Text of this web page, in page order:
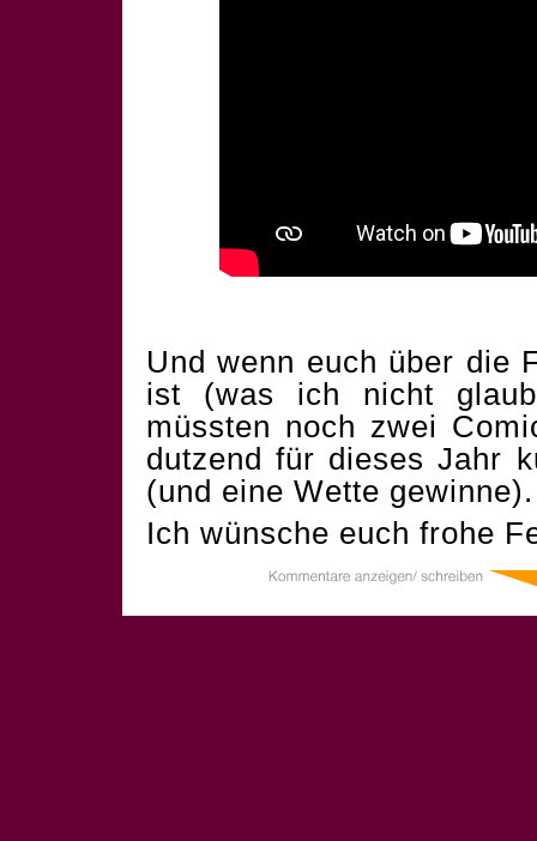
Und wenn euch über die
ist (was ich nicht
müssten noch zwei
dutzend für dieses Jahr
(und eine Wette
Ich wünsche euch frohe